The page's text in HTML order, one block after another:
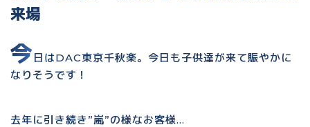
来場
今 日はDAC東京千秋楽。今日も子供達が来て賑やかに
なりそうです！
去年に引き続き”嵐”の様なお客様…